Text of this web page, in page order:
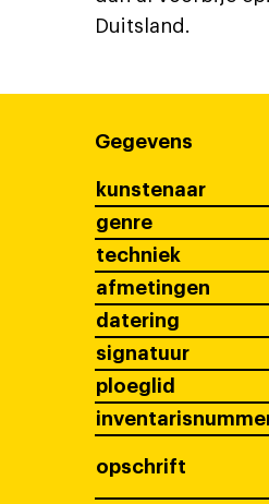
Duitsland.
Gegevens
kunstenaar
genre
techniek
afmetingen
datering
signatuur
ploeglid
opschrift